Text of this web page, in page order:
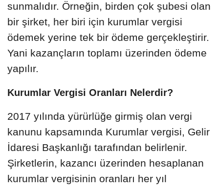
sunmalıdır. Örneğin, birden çok şubesi olan
bir şirket, her biri için kurumlar vergisi
ödemek yerine tek bir ödeme gerçekleştirir.
Yani kazançların toplamı üzerinden ödeme
yapılır.
Kurumlar Vergisi Oranları Nelerdir?
2017 yılında yürürlüğe girmiş olan vergi
kanunu kapsamında Kurumlar vergisi, Gelir
İdaresi Başkanlığı tarafından belirlenir.
Şirketlerin, kazancı üzerinden hesaplanan
kurumlar vergisinin oranları her yıl